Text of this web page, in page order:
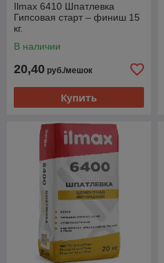
Ilmax 6410 Шпатлевка
Гипсовая старт – финиш 15
кг.
В наличии
20,40 руб./мешок
Купить